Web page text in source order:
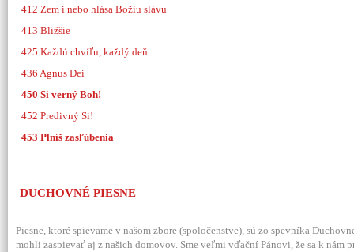
412 Zem i nebo hlása Božiu slávu
413 Bližšie
425 Každú chvíľu, každý deň
436 Agnus Dei
450 Si verný Boh!
452 Predivný Si!
453 Plníš zasľúbenia
DUCHOVNÉ PIESNE
Piesne, ktoré spievame v našom zbore (spoločenstve), sú zo spevníka
mohli zaspievať aj z našich domovov. Sme veľmi vďační Pánovi, že sa k nám